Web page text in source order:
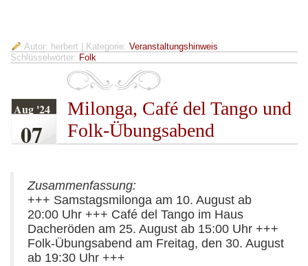
Autor: herbert | Kategorie: Veranstaltungshinweis
Schlüsselwörter: Folk
Aug '24
07
Milonga, Café del Tango und
Folk-Übungsabend
Zusammenfassung:
+++ Samstagsmilonga am 10. August ab
20:00 Uhr +++ Café del Tango im Haus
Dacheröden am 25. August ab 15:00 Uhr +++
Folk-Übungsabend am Freitag, den 30. August
ab 19:30 Uhr +++